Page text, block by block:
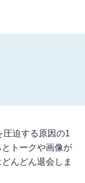
圧迫する原因の1
トークや画像が
んどん退会しま